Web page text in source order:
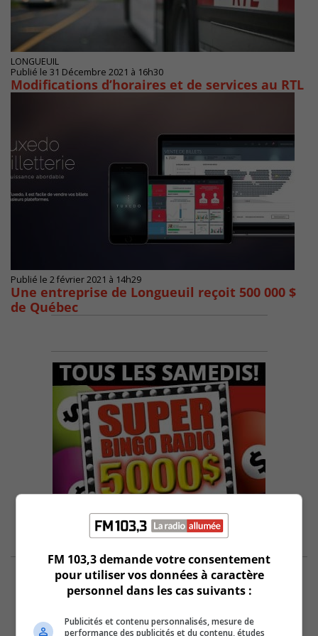
LONGUEUIL
Publié le 31 Décembre 2021 à 16h30
Modifications d’horaires et de services au RTL
Publié le 2 février 2021 à 14h29
Une entreprise de Longueuil reçoit 500 000 $
de Québec
FM 103,3 demande votre consentement
pour utiliser vos données à caractère
personnel dans les cas suivants :
Publicités et contenu personnalisés, mesure de
performance des publicités et du contenu, études